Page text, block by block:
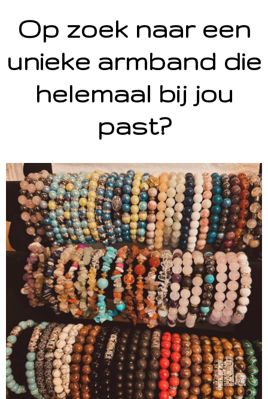
Op zoek naar een
unieke armband die
helemaal bij jou
past?